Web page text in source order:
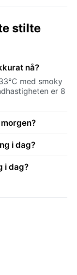
stilte
nå?
med smoky
er 8
i dag?
i dag?